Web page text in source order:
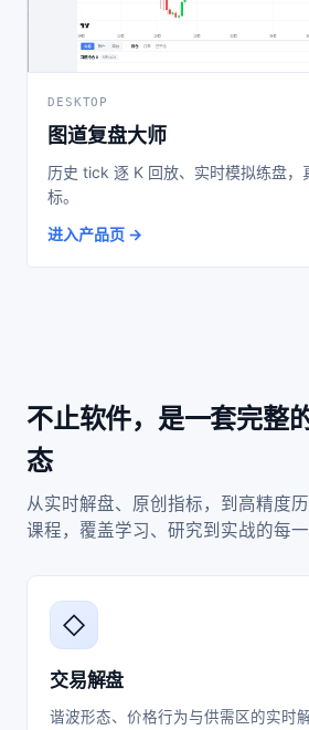
DESKTOP
图道复盘大师
历史 tick 逐 K 回放、实时模拟练盘
标。
进入产品页
不止软件，是一套完整
态
从实时解盘、原创指标，到高精度
课程，覆盖学习、研究到实战的每一
◇
交易解盘
谐波形态、价格行为与供需区的实时